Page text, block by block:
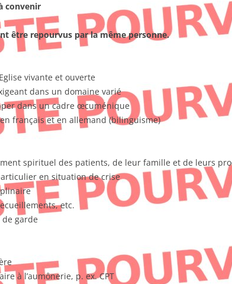
convenir
être repourvus par la même personne.
vivante et ouverte
dans un domaine varié
dans un cadre œcuménique
français et en allemand (bilinguisme)
spirituel des patients, de leur famille et de leurs
en situation de crise
etc.
de garde
à l’aumônerie, p. ex. CPT